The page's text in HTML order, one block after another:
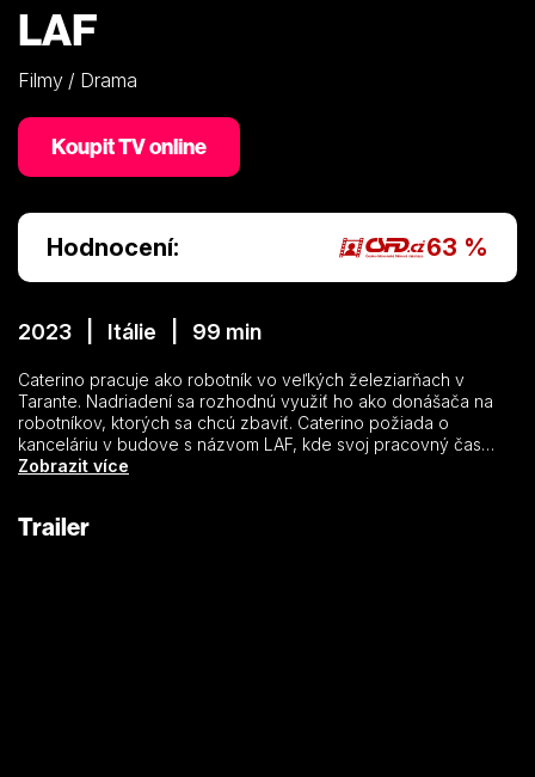
LAF
Filmy / Drama
Koupit TV online
Hodnocení: 63 %
2023 | Itálie | 99 min
Caterino pracuje ako robotník vo veľkých železiarňach v
Tarante. Nadriadení sa rozhodnú využiť ho ako donášača na
robotníkov, ktorých sa chcú zbaviť. Caterino požiada o
kanceláriu v budove s názvom LAF, kde svoj pracovný čas
trávia nepohodlní zamestnanci bez toho, aby mali akékoľvek
skutočnej práce, je v skutočnosti rafinovaná stratégia ako
Zobrazit více
Trailer